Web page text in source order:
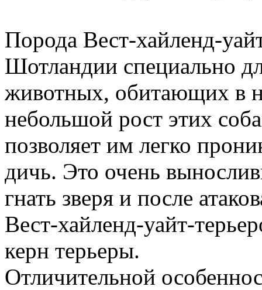
Порода Вест-хайленд-
Шотландии специально
животных, обитающих в
небольшой рост этих
позволяет им легко
дичь. Это очень
гнать зверя и после
Вест-хайленд-уайт-
керн терьеры.
Отличительной